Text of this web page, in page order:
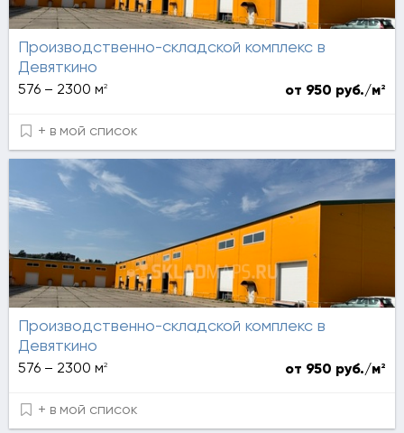
Производственно-складской комплекс в
Девяткино
576 – 2300 м2 от 950 руб./м2
+ в мой список
Производственно-складской комплекс в
Девяткино
576 – 2300 м2 от 950 руб./м2
+ в мой список